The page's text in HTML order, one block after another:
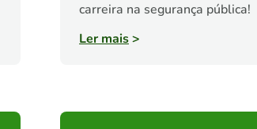
carreira na segurança pública!
Ler mais>